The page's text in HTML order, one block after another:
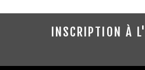
INSCRIPTION À